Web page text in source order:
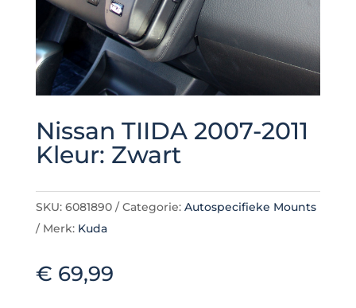
Nissan TIIDA 2007-2011
Kleur: Zwart
SKU: 6081890 Categorie: Autospecifieke Mounts
Merk: Kuda
€ 69,99